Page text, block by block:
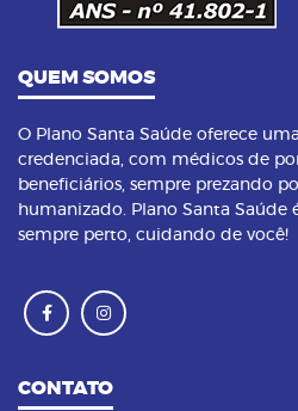
QUEM SOMOS
O Plano Santa Saúde oferece
credenciada, com médicos de
beneficiários, sempre prezando
humanizado. Plano Santa Saúde
sempre perto, cuidando de você!
CONTATO